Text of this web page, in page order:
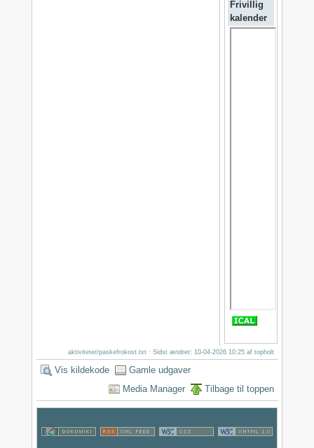
Frivillig
kalender
aktiviteter/paskefrokost.txt · Sidst ændret: 10-04-2026 10:25 aftopholt
Vis kildekode
Gamle udgaver
Media Manager
Tilbage til toppen